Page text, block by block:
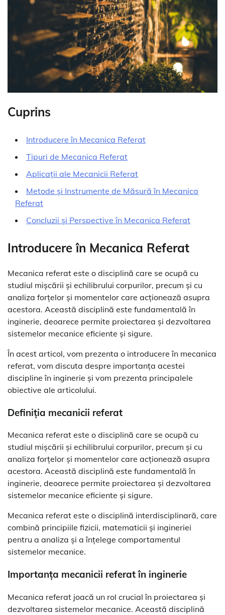
Cuprins
Introducere în Mecanica Referat
Tipuri de Mecanica Referat
Aplicații ale Mecanicii Referat
Metode și Instrumente de Măsură în Mecanica
Referat
Concluzii și Perspective în Mecanica Referat
Introducere în Mecanica Referat
Mecanica referat este o disciplină care se ocupă cu
studiul mișcării și echilibrului corpurilor, precum și cu
analiza forțelor și momentelor care acționează asupra
acestora. Această disciplină este fundamentală în
inginerie, deoarece permite proiectarea și dezvoltarea
sistemelor mecanice eficiente și sigure.
În acest articol, vom prezenta o introducere în mecanica
referat, vom discuta despre importanța acestei
discipline în inginerie și vom prezenta principalele
obiective ale articolului.
Definiția mecanicii referat
Mecanica referat este o disciplină care se ocupă cu
studiul mișcării și echilibrului corpurilor, precum și cu
analiza forțelor și momentelor care acționează asupra
acestora. Această disciplină este fundamentală în
inginerie, deoarece permite proiectarea și dezvoltarea
sistemelor mecanice eficiente și sigure.
Mecanica referat este o disciplină interdisciplinară, care
combină principiile fizicii, matematicii și ingineriei
pentru a analiza și a înțelege comportamentul
sistemelor mecanice.
Importanța mecanicii referat în inginerie
Mecanica referat joacă un rol crucial în proiectarea și
dezvoltarea sistemelor mecanice. Această disciplină